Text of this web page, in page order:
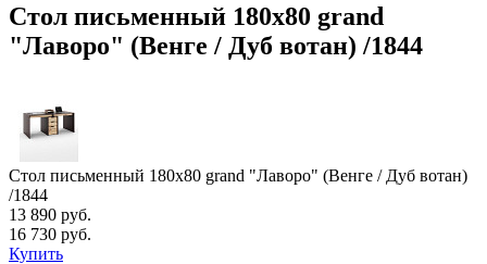
Стол письменный 180х80 grand
"Лаворо" (Венге / Дуб вотан) /1844
Стол письменный 180х80 grand "Лаворо" (Венге / Дуб вотан)
/1844
13 890 руб.
16 730 руб.
Купить